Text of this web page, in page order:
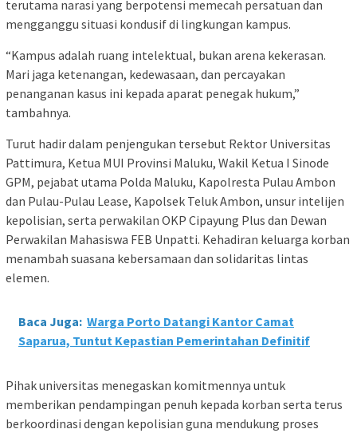
terutama narasi yang berpotensi memecah persatuan dan
mengganggu situasi kondusif di lingkungan kampus.
“Kampus adalah ruang intelektual, bukan arena kekerasan.
Mari jaga ketenangan, kedewasaan, dan percayakan
penanganan kasus ini kepada aparat penegak hukum,”
tambahnya.
Turut hadir dalam penjengukan tersebut Rektor Universitas
Pattimura, Ketua MUI Provinsi Maluku, Wakil Ketua I Sinode
GPM, pejabat utama Polda Maluku, Kapolresta Pulau Ambon
dan Pulau-Pulau Lease, Kapolsek Teluk Ambon, unsur intelijen
kepolisian, serta perwakilan OKP Cipayung Plus dan Dewan
Perwakilan Mahasiswa FEB Unpatti. Kehadiran keluarga korban
menambah suasana kebersamaan dan solidaritas lintas
elemen.
Baca Juga: Warga Porto Datangi Kantor Camat
Saparua, Tuntut Kepastian Pemerintahan Definitif
Pihak universitas menegaskan komitmennya untuk
memberikan pendampingan penuh kepada korban serta terus
berkoordinasi dengan kepolisian guna mendukung proses